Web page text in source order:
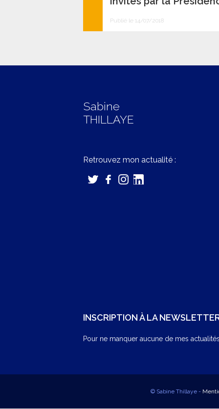
Publié le 14/07/2018
Sabine
THILLAYE
Retrouvez mon actualité :
INSCRIPTION À LA
Pour ne manquer aucune de mes
© Sabine Thillaye -